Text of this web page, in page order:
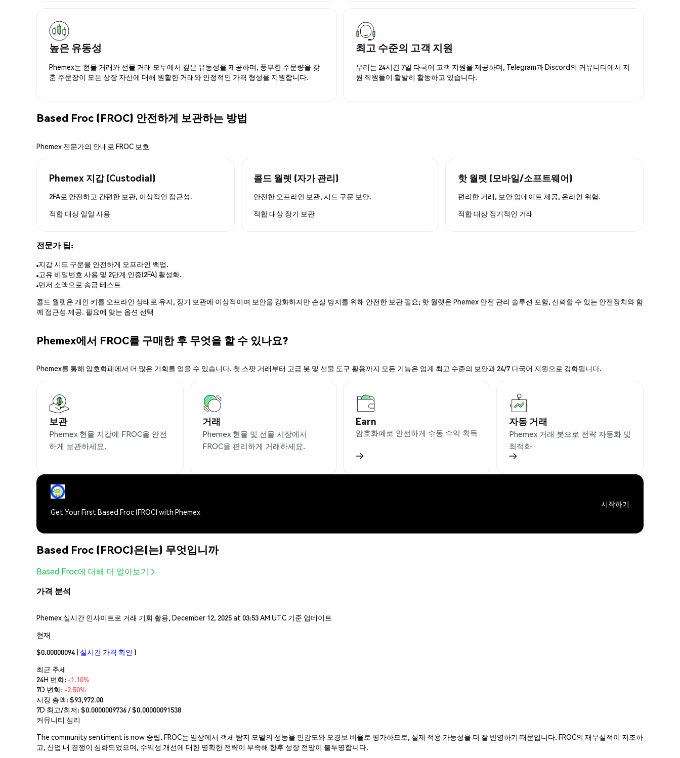
높은 유동성
Phemex는 현물 거래와 선물 거래 모두에서 깊은 유동성을 제공하며, 풍부한 주문량을 갖
춘 주문장이 모든 상장 자산에 대해 원활한 거래와 안정적인 가격 형성을 지원합니다.
최고 수준의 고객 지원
우리는 24시간 7일 다국어 고객 지원을 제공하며, Telegram과 Discord의 커뮤니티에서 지
원 직원들이 활발히 활동하고 있습니다.
Based Froc (FROC) 안전하게 보관하는 방법
Phemex 전문가의 안내로 FROC 보호
Phemex 지갑 (Custodial)
2FA로 안전하고 간편한 보관, 이상적인 접근성.
적합 대상 일일 사용
콜드 월렛 (자가 관리)
안전한 오프라인 보관, 시드 구문 보안.
적합 대상 장기 보관
핫 월렛 (모바일/소프트웨어)
편리한 거래, 보안 업데이트 제공, 온라인 위험.
적합 대상 정기적인 거래
전문가 팁:
지갑 시드 구문을 안전하게 오프라인 백업.
고유 비밀번호 사용 및 2단계 인증(2FA) 활성화.
먼저 소액으로 송금 테스트
콜드 월렛은 개인 키를 오프라인 상태로 유지, 장기 보관에 이상적이며 보안을 강화하지만 손실 방지를 위해 안전한 보관 필요; 핫 월렛은 Phemex 안전 관리 솔루션 포함, 신뢰할 수 있는 안전장치와 함
께 접근성 제공. 필요에 맞는 옵션 선택
Phemex에서 FROC를 구매한 후 무엇을 할 수 있나요?
Phemex를 통해 암호화폐에서 더 많은 기회를 얻을 수 있습니다. 첫 스팟 거래부터 고급 봇 및 선물 도구 활용까지 모든 기능은 업계 최고 수준의 보안과 24/7 다국어 지원으로 강화됩니다.
보관
Phemex 현물 지갑에 FROC을 안전
하게 보관하세요.
거래
Phemex 현물 및 선물 시장에서
FROC을 편리하게 거래하세요.
Earn
암호화폐로 안전하게 수동 수익 획득
자동 거래
Phemex 거래 봇으로 전략 자동화 및
최적화
Get Your First Based Froc (FROC) with Phemex
시작하기
Based Froc (FROC)은(는) 무엇입니까
Based Froc에 대해 더 알아보기
가격 분석
Phemex 실시간 인사이트로 거래 기회 활용, December 12, 2025 at 03:53 AM UTC 기준 업데이트
현재
$0.00000094 ( 실시간 가격 확인 )
최근 추세
24H 변화: -1.10%
7D 변화: -2.50%
시장 총액:$93,972.00
7D 최고/최저: $0.0000009736/ $0.00000091538
커뮤니티 심리
The community sentiment is now 중립. FROC는 임상에서 객체 탐지 모델의 성능을 민감도와 오경보 비율로 평가하므로, 실제 적용 가능성을 더 잘 반영하기 때문입니다. FROC의 재무실적이 저조하
고, 산업 내 경쟁이 심화되었으며, 수익성 개선에 대한 명확한 전략이 부족해 향후 성장 전망이 불투명합니다.